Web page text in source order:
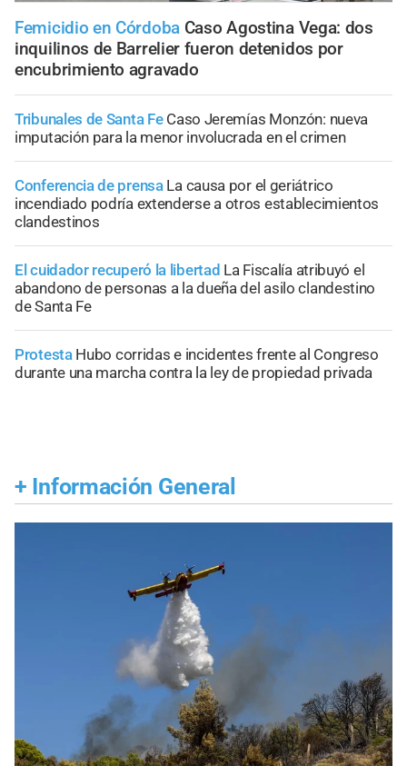
Femicidio en Córdoba Caso Agostina Vega: dos
inquilinos de Barrelier fueron detenidos por
encubrimiento agravado
Tribunales de Santa Fe Caso Jeremías Monzón: nueva
imputación para la menor involucrada en el crimen
Conferencia de prensa La causa por el geriátrico
incendiado podría extenderse a otros establecimientos
clandestinos
El cuidador recuperó la libertad La Fiscalía atribuyó el
abandono de personas a la dueña del asilo clandestino
de Santa Fe
Protesta Hubo corridas e incidentes frente al Congreso
durante una marcha contra la ley de propiedad privada
+ Información General